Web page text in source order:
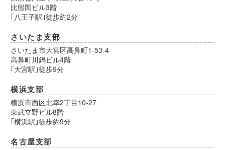
比留間ビル3階
｢八王子駅｣徒歩約2分
さいたま支部
さいたま市大宮区高鼻町1-53-4
高鼻町川鍋ビル4階
｢大宮駅｣徒歩9分
横浜支部
横浜市西区北幸2丁目10-27
東武立野ビル8階
｢横浜駅｣徒歩約9分
名古屋支部